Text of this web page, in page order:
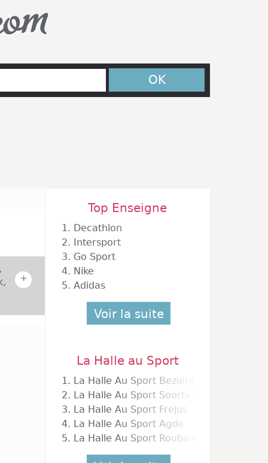
OK
+
Top Enseigne
1. Decathlon
2. Intersport
3. Go Sport
4. Nike
5. Adidas
Voir la suite
La Halle au Sport
1. La Halle Au Sport Beziers
2. La Halle Au Sport Soorts Hossegor
3. La Halle Au Sport Frejus
4. La Halle Au Sport Agde
5. La Halle Au Sport Roubaix